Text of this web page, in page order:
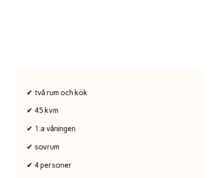
✔ två rum och kök
✔ 45 kvm
✔ 1:a våningen
✔ sovrum
✔ 4 personer